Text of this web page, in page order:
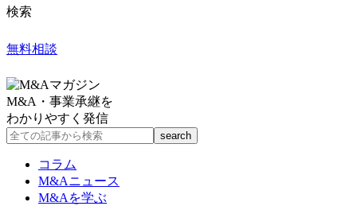
検索
無料相談
M&A・事業承継を
わかりやすく発信
コラム
M&Aニュース
M&Aを学ぶ